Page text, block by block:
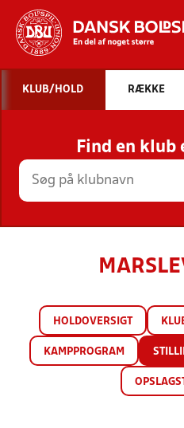
STILLINGER,
KLUB/HOLD RÆKKE
Find en klub
HOLDOVERSIGT
KAMPPROGRAM